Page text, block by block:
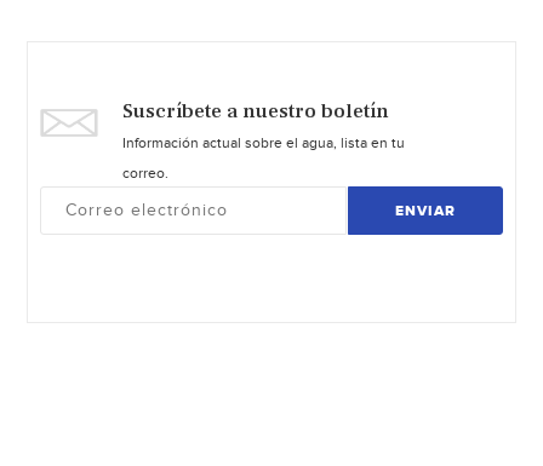
Suscríbete a nuestro boletín
Información actual sobre el agua, lista en tu
correo.
ENVIAR